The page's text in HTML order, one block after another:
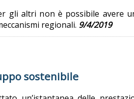
gli altri non è possibile avere
regionali. 9/4/2019
sostenibile